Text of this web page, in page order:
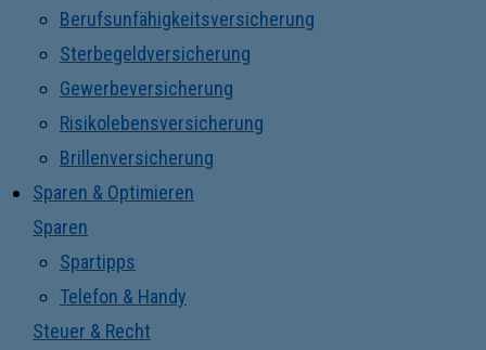
Berufsunfähigkeitsversicherung
Sterbegeldversicherung
Gewerbeversicherung
Risikolebensversicherung
Brillenversicherung
Sparen & Optimieren
Sparen
Spartipps
Telefon & Handy
Steuer & Recht